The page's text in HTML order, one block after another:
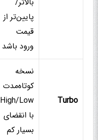
پایین‌تر از
قیمت
ورود باشد
Turbo
نسخه
کوتاه‌مدت
High/Low
با انقضای
بسیار کم